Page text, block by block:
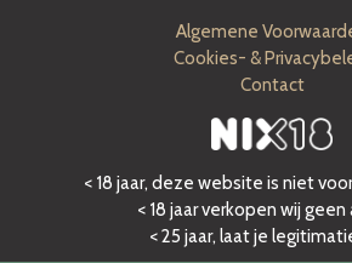
Algemene
Cookies- &
Contact
< 18 jaar, deze website is niet
< 18 jaar verkopen wij
< 25 jaar, laat je